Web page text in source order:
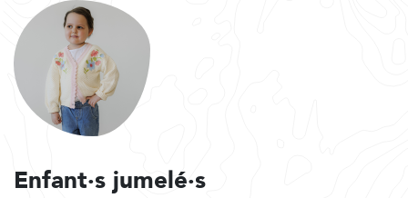
Enfant·s jumelé·s